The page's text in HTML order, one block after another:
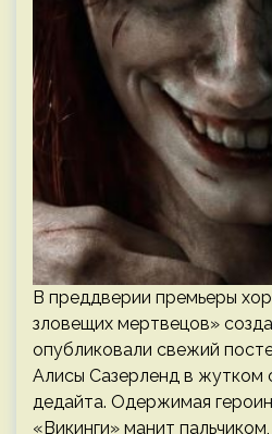
В преддверии премьеры
зловещих мертвецов»
опубликовали свежий
Алисы Сазерленд в жутком
дедайта. Одержимая
«Викинги» манит